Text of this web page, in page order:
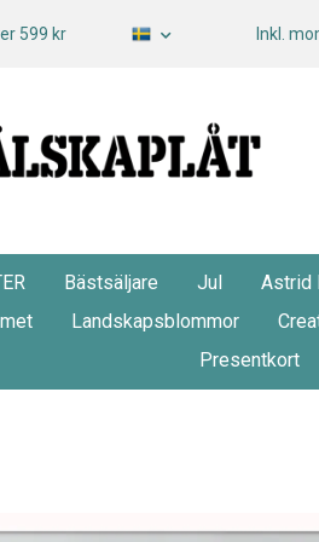
599 kr Inkl.
Bästsäljare Jul
Astrid
Landskapsblommor
Presentkort